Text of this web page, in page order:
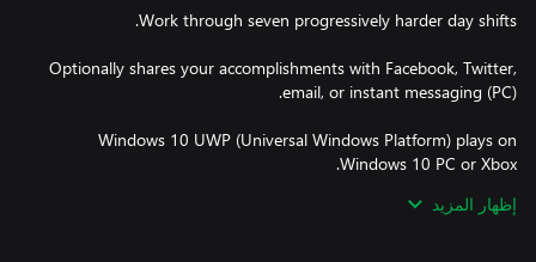
Optionally shares your accomplishments with Facebook, Twitter,
Windows 10 UWP (Universal Windows Platform) plays on
إظهار المزيد